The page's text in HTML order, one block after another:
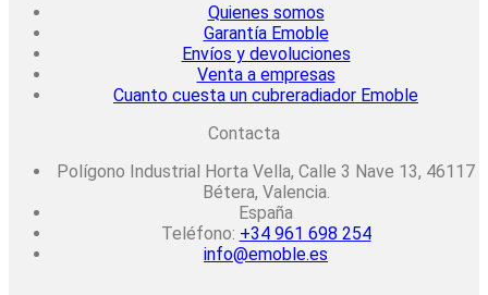
Quienes somos
Garantía Emoble
Envíos y devoluciones
Venta a empresas
Cuanto cuesta un cubreradiador Emoble
Contacta
Polígono Industrial Horta Vella, Calle 3 Nave 13, 46117
Bétera, Valencia.
España
Teléfono: +34 961 698 254
info@emoble.es